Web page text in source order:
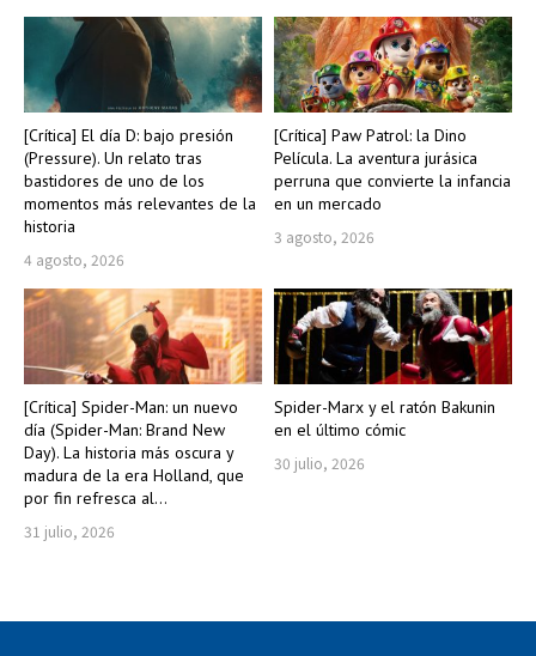
[Crítica] El día D: bajo presión
(Pressure). Un relato tras
bastidores de uno de los
momentos más relevantes de la
historia
4 agosto, 2026
[Crítica] Paw Patrol: la Dino
Película. La aventura jurásica
perruna que convierte la infancia
en un mercado
3 agosto, 2026
[Crítica] Spider-Man: un nuevo
día (Spider-Man: Brand New
Day). La historia más oscura y
madura de la era Holland, que
por fin refresca al...
31 julio, 2026
Spider-Marx y el ratón Bakunin
en el último cómic
30 julio, 2026